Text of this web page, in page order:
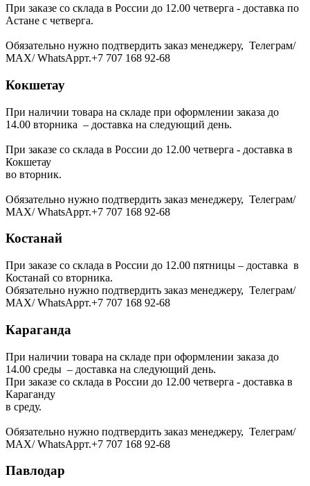
При заказе со склада в России до 12.00 четверга - доставка по
Астане с четверга.
Обязательно нужно подтвердить заказ менеджеру, Телеграм/
МАХ/ WhatsAppт.+7 707 168 92-68
Кокшетау
При наличии товара на складе при оформлении заказа до
14.00 вторника – доставка на следующий день.
При заказе со склада в России до 12.00 четверга - доставка в
Кокшетау
во вторник.
Обязательно нужно подтвердить заказ менеджеру, Телеграм/
МАХ/ WhatsAppт.+7 707 168 92-68
Костанай
При заказе со склада в России до 12.00 пятницы – доставка в
Костанай со вторника.
Обязательно нужно подтвердить заказ менеджеру, Телеграм/
МАХ/ WhatsAppт.+7 707 168 92-68
Караганда
При наличии товара на складе при оформлении заказа до
14.00 среды – доставка на следующий день.
При заказе со склада в России до 12.00 четверга - доставка в
Караганду
в среду.
Обязательно нужно подтвердить заказ менеджеру, Телеграм/
МАХ/ WhatsAppт.+7 707 168 92-68
Павлодар